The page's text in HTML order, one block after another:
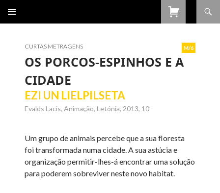
CONTEÚDO
CURTAS METRAGENS M/6
OS PORCOS-ESPINHOS E A
CIDADE
EZI UN LIELPILSETA
Evalds Lacis, Animação, Letónia, 2013, 10’
Um grupo de animais percebe que a sua floresta
foi transformada numa cidade. A sua astúcia e
organização permitir-lhes-á encontrar uma solução
para poderem sobreviver neste novo habitat.